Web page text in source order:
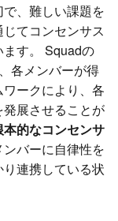
、難しい課題を
てコンセンサス
す。 Squadの
各メンバーが得
ークにより、各
展させることが
的なコンセンサ
ンバーに自律性を
連携している状